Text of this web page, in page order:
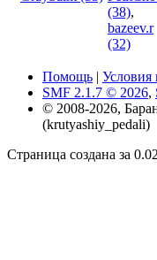
(38),
bazeev.r
(32)
Помощь | Условия
SMF 2.1.7 © 2026,
© 2008-2026,
(krutyashiy_pedali)
Страница создана за